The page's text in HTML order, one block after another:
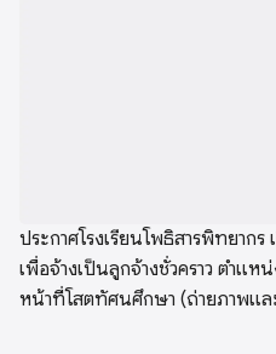
ประกาศโรงเรียนโพธิสารพิทยาก
เพื่อจ้างเป็นลูกจ้างชั่วคราว ตำแห
หน้าที่โสตทัศนศึกษา (ถ่ายภาพแล